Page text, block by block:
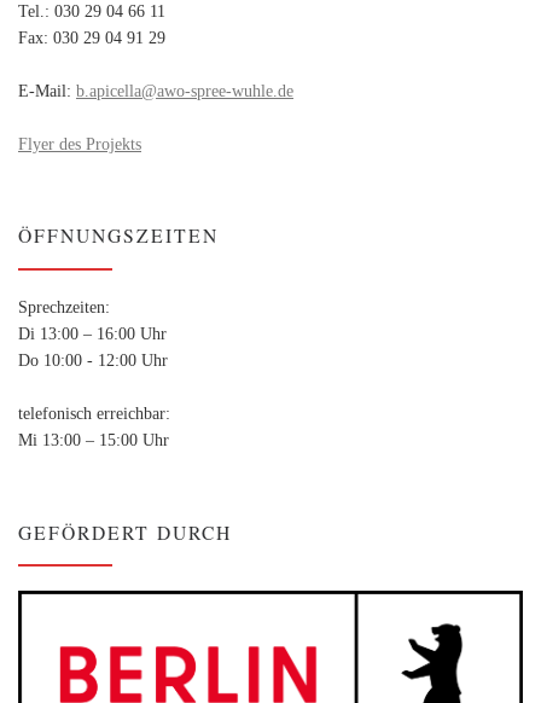
Tel.: 030 29 04 66 11
Fax: 030 29 04 91 29
E-Mail: b.apicella@awo-spree-wuhle.de
Flyer des Projekts
ÖFFNUNGSZEITEN
Sprechzeiten:
Di 13:00 – 16:00 Uhr
Do 10:00 - 12:00 Uhr
telefonisch erreichbar:
Mi 13:00 – 15:00 Uhr
GEFÖRDERT DURCH